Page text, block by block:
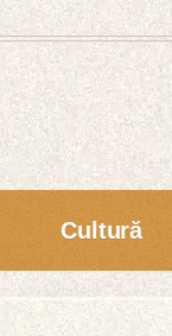
Cultură